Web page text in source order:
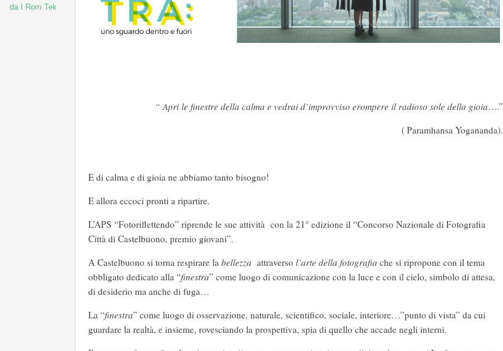
“ Apri le finestre della calma e vedrai d’improvviso erompere il radioso sole della gioia….”
( Paramhansa Yogananda).
E di calma e di gioia ne abbiamo tanto bisogno!
E allora eccoci pronti a ripartire.
L’APS “Fotoriflettendo” riprende le sue attività con la 21° edizione il “Concorso Nazionale di Fotografia
Città di Castelbuono, premio giovani”.
A Castelbuono si torna respirare la bellezza attraverso l’arte della fotografia che si ripropone con il tema
obbligato dedicato alla “finestra” come luogo di comunicazione con la luce e con il cielo, simbolo di attesa,
di desiderio ma anche di fuga…
La “finestra” come luogo di osservazione, naturale, scientifico, sociale, interiore…”punto di vista” da cui
guardare la realtà, e insieme, rovesciando la prospettiva, spia di quello che accade negli interni.
da I.Rom.Tek